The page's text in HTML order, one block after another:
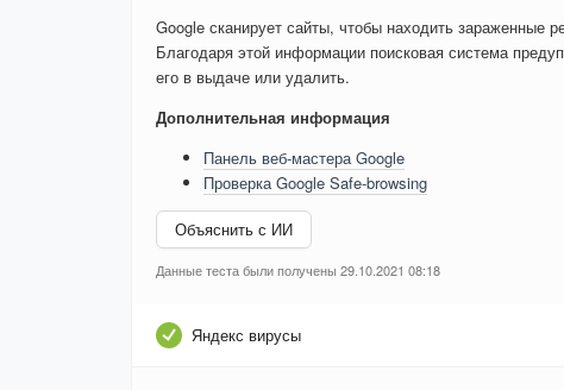
Google сканирует сайты, чтобы находить зараженные
Благодаря этой информации поисковая система
его в выдаче или удалить.
Дополнительная информация
Панель веб-мастера Google
Проверка Google Safe-browsing
Объяснить с ИИ
Данные теста были получены 29.10.2021 08:18
Яндекс вирусы